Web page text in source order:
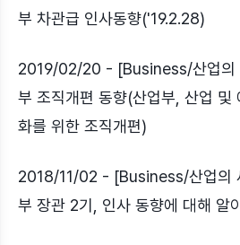
부 차관급 인사동향('19.2.28)
2019/02/20 - [Business/산업의
부 조직개편 동향(산업부, 산업 및
화를 위한 조직개편)
2018/11/02 - [Business/산업의
부 장관 2기, 인사 동향에 대해 알